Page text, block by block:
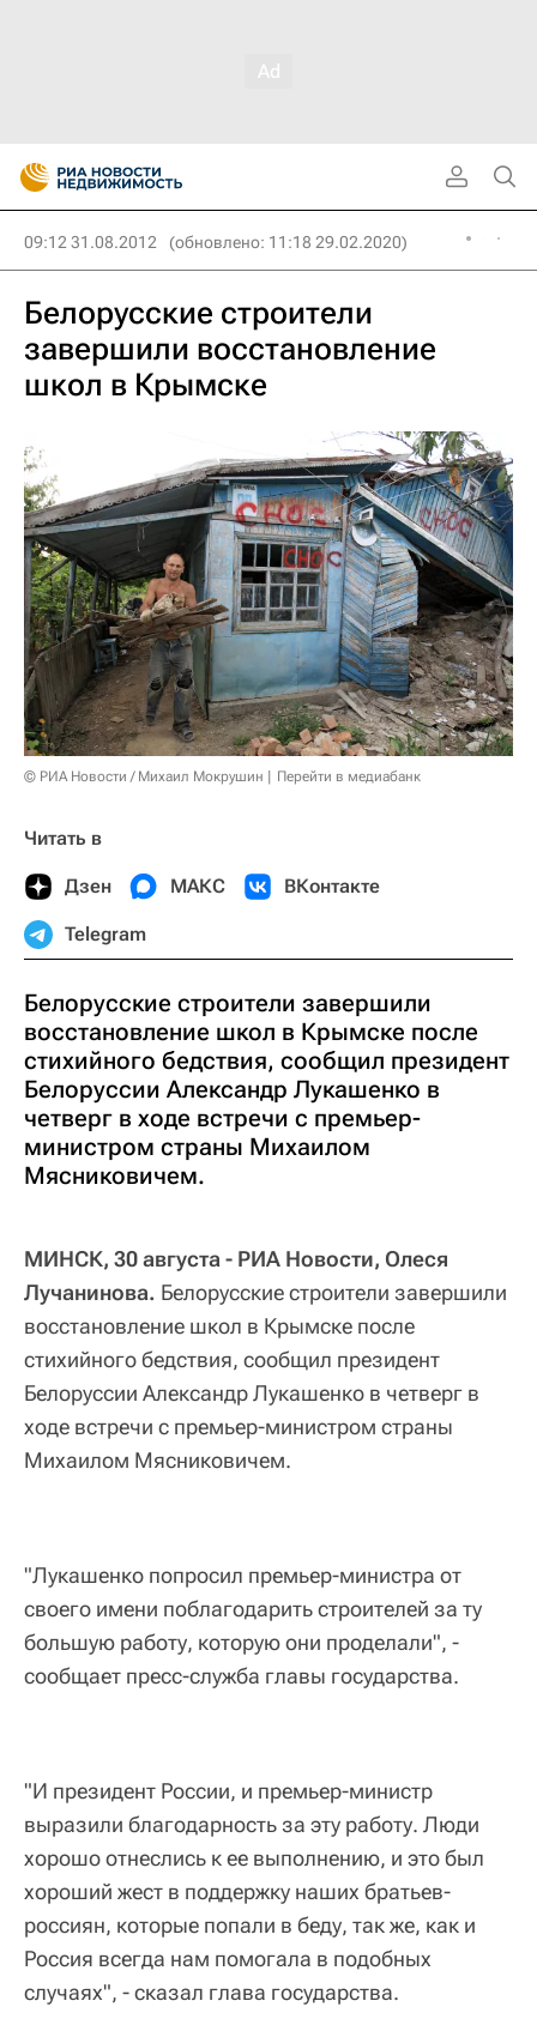
09:12 31.08.2012 (обновлено: 11:18 29.02.2020)
Белорусские строители
завершили восстановление
школ в Крымске
© РИА Новости / Михаил Мокрушин Перейти в медиабанк
Читать в
Дзен МАКС ВКонтакте
Telegram
Белорусские строители завершили
восстановление школ в Крымске после
стихийного бедствия, сообщил президент
Белоруссии Александр Лукашенко в
четверг в ходе встречи с премьер-
министром страны Михаилом
Мясниковичем.
МИНСК, 30 августа - РИА Новости, Олеся
Лучанинова. Белорусские строители завершили
восстановление школ в Крымске после
стихийного бедствия, сообщил президент
Белоруссии Александр Лукашенко в четверг в
ходе встречи с премьер-министром страны
Михаилом Мясниковичем.
"Лукашенко попросил премьер-министра от
своего имени поблагодарить строителей за ту
большую работу, которую они проделали", -
сообщает пресс-служба главы государства.
"И президент России, и премьер-министр
выразили благодарность за эту работу. Люди
хорошо отнеслись к ее выполнению, и это был
хороший жест в поддержку наших братьев-
россиян, которые попали в беду, так же, как и
Россия всегда нам помогала в подобных
случаях", - сказал глава государства.